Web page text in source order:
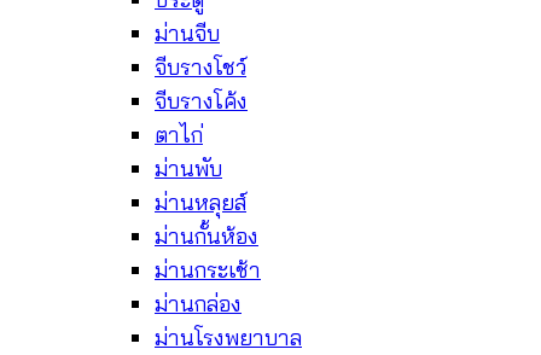
ม่านจีบ
จีบรางโชว์
จีบรางโค้ง
ตาไก่
ม่านพับ
ม่านหลุยส์
ม่านกั้นห้อง
ม่านกระเช้า
ม่านกล่อง
ม่านโรงพยาบาล